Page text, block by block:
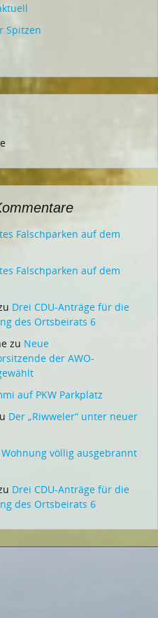
Spitzen
Falschparken auf dem
Falschparken auf dem
Drei CDU-Anträge für die
des Ortsbeirats 6
zu Neue
der AWO-
auf PKW Parkplatz
Der „Riwweler“ unter neuer
Wohnung völlig ausgebrannt
Drei CDU-Anträge für die
des Ortsbeirats 6